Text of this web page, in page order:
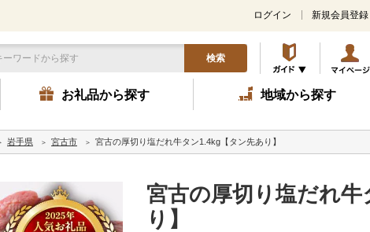
ログイン 新規会員登録
検索
お礼品から探す 地域から探す
岩手県 宮古市 宮古の厚切り塩だれ牛タン1.4kg【タン先あり】
宮古の厚切り塩だれ
り】